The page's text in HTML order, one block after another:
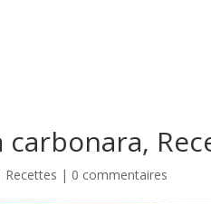
carbonara,
Recettes | 0 commentaires